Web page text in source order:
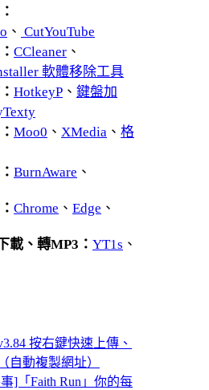
、 CutYouTube
CCleaner 、
軟體移除工具
HotkeyP 、 鍵盤加
Moo0 、 XMedia 、 格
BurnAware 、
Chrome 、 Edge 、
載、轉MP3： YT1s 、
按右鍵快速上傳、
自動複製網址）
]「Faith Run」你的每